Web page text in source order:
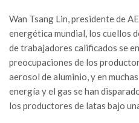
Wan Tsang Lin, presidente de
energética mundial, los cuellos
de trabajadores calificados se
preocupaciones de los
aerosol de aluminio, y en
energía y el gas se han
los productores de latas bajo